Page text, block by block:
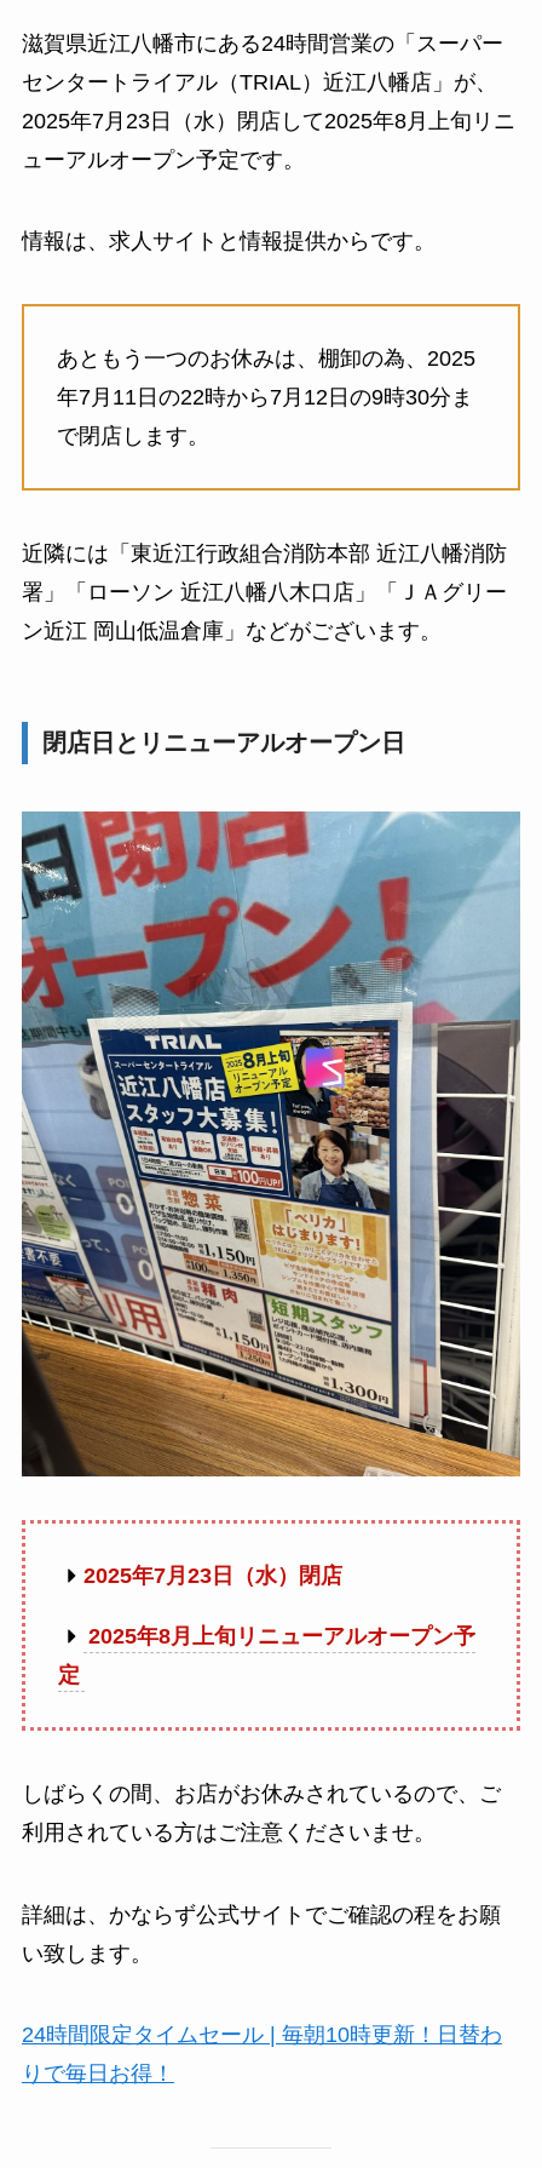
滋賀県近江八幡市にある24時間営業の「スーパー
センタートライアル（TRIAL）近江八幡店」が、
2025年7月23日（水）閉店して2025年8月上旬リニ
ューアルオープン予定です。
情報は、求人サイトと情報提供からです。
あともう一つのお休みは、棚卸の為、2025
年7月11日の22時から7月12日の9時30分ま
で閉店します。
近隣には「東近江行政組合消防本部 近江八幡消防
署」「ローソン 近江八幡八木口店」「ＪＡグリー
ン近江 岡山低温倉庫」などがございます。
閉店日とリニューアルオープン日
2025年7月23日（水）閉店
2025年8月上旬リニューアルオープン予
定
しばらくの間、お店がお休みされているので、ご
利用されている方はご注意くださいませ。
詳細は、かならず公式サイトでご確認の程をお願
い致します。
24時間限定タイムセール | 毎朝10時更新！日替わ
りで毎日お得！